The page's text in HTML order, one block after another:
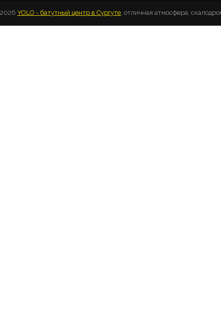
2026 YOLO - батутный центр в Сургуте , отличная атмосфера,